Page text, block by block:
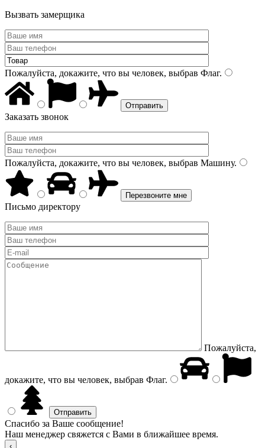
Вызвать замерщика
Пожалуйста, докажите, что вы человек, выбрав Флаг.
Заказать звонок
Пожалуйста, докажите, что вы человек, выбрав Машину.
Письмо директору
Пожалуйста,
докажите, что вы человек, выбрав Флаг.
Спасибо за Ваше сообщение!
Наш менеджер свяжется с Вами в ближайшее время.